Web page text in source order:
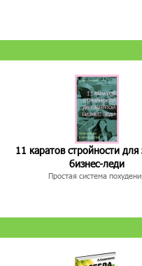
11 каратов стройности для
бизнес-леди
Простая система